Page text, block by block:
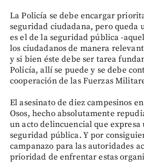
La Policía se debe encargar
seguridad ciudadana, pero queda
es el de la seguridad pública -
los ciudadanos de manera
y si bien éste debe ser tarea
Policía, allí se puede y se debe
cooperación de las Fuerzas
El asesinato de diez campesinos
Osos, hecho absolutamente
un acto delincuencial que expresa
seguridad pública. Y por
campanazo para las autoridades
prioridad de enfrentar estas